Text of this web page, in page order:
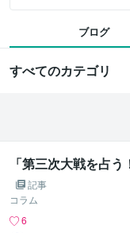
ブログ
すべてのカテゴリ
「第三次大戦を占う
記事
コラム
6